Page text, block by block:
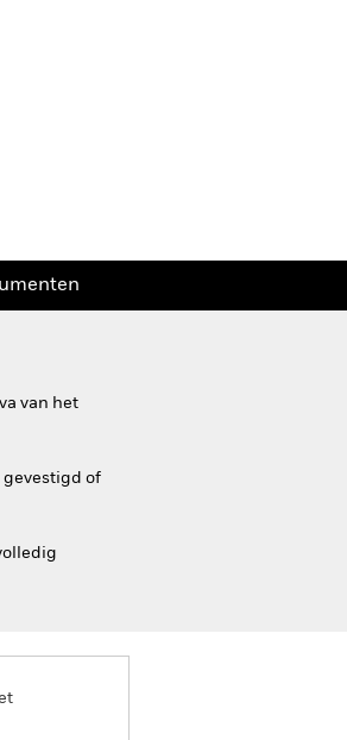
van het
gevestigd of